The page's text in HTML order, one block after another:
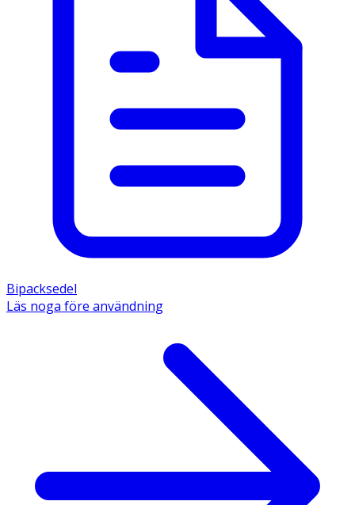
Bipacksedel
Läs noga före användning